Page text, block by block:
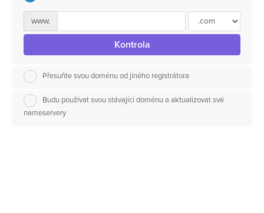
www.
Kontrola
Přesuňte svou doménu od jiného registrátora
Budu používat svou stávající doménu a aktualizovat své
nameservery